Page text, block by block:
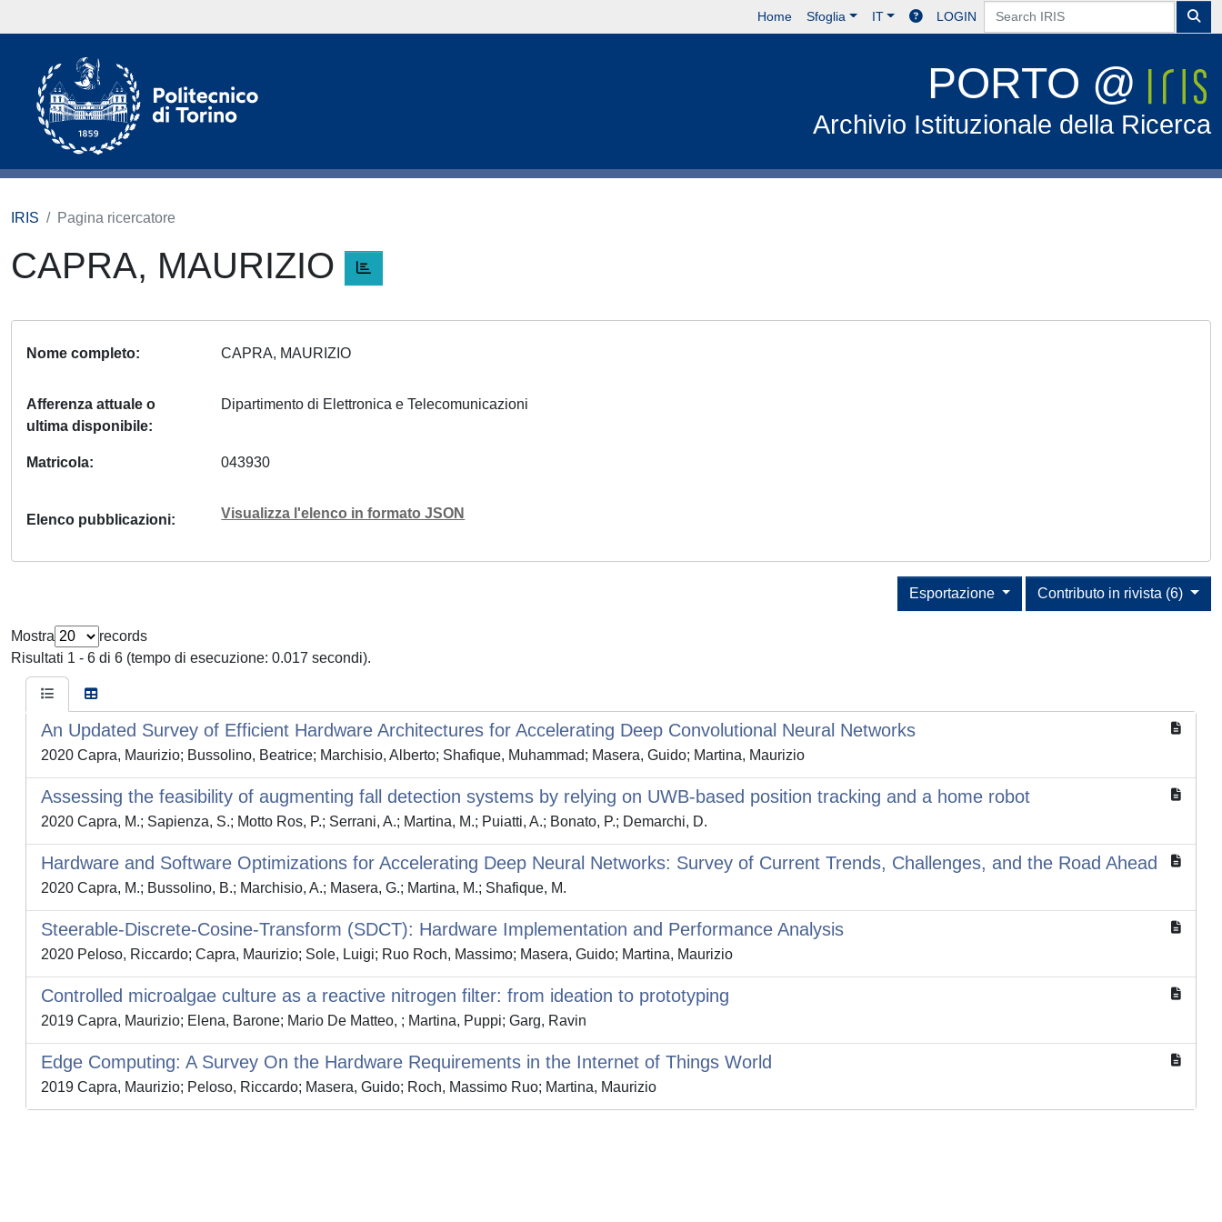
Home Sfoglia IT LOGIN
PORTO @
Archivio Istituzionale della Ricerca
IRIS Pagina ricercatore
CAPRA, MAURIZIO
Nome completo CAPRA, MAURIZIO
Afferenza attuale o
ultima disponibile
Dipartimento di Elettronica e Telecomunicazioni
Matricola 043930
Elenco pubblicazioni Visualizza l'elenco in formato JSON
Contributo in rivista (6)
Esportazione
Mostra
records
Risultati 1 - 6 di 6 (tempo di esecuzione: 0.017 secondi).
An Updated Survey of Efficient Hardware Architectures for Accelerating Deep Convolutional Neural Networks
2020 Capra, Maurizio; Bussolino, Beatrice; Marchisio, Alberto; Shafique, Muhammad; Masera, Guido; Martina, Maurizio
Assessing the feasibility of augmenting fall detection systems by relying on UWB-based position tracking and a home robot
2020 Capra, M.; Sapienza, S.; Motto Ros, P.; Serrani, A.; Martina, M.; Puiatti, A.; Bonato, P.; Demarchi, D.
Hardware and Software Optimizations for Accelerating Deep Neural Networks: Survey of Current Trends, Challenges, and the Road Ahead
2020 Capra, M.; Bussolino, B.; Marchisio, A.; Masera, G.; Martina, M.; Shafique, M.
Steerable-Discrete-Cosine-Transform (SDCT): Hardware Implementation and Performance Analysis
2020 Peloso, Riccardo; Capra, Maurizio; Sole, Luigi; Ruo Roch, Massimo; Masera, Guido; Martina, Maurizio
Controlled microalgae culture as a reactive nitrogen filter: from ideation to prototyping
2019 Capra, Maurizio; Elena, Barone; Mario De Matteo, ; Martina, Puppi; Garg, Ravin
Edge Computing: A Survey On the Hardware Requirements in the Internet of Things World
2019 Capra, Maurizio; Peloso, Riccardo; Masera, Guido; Roch, Massimo Ruo; Martina, Maurizio